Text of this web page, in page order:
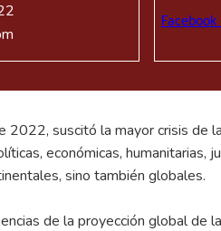
Facebook
2022, suscitó la mayor crisis de
económicas, humanitarias,
sino también globales.
de la proyección global de